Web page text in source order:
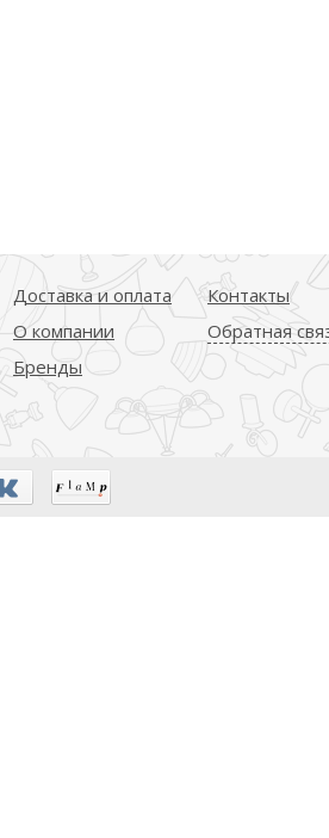
Доставка и оплата
О компании
Бренды
Контакты
Обратная